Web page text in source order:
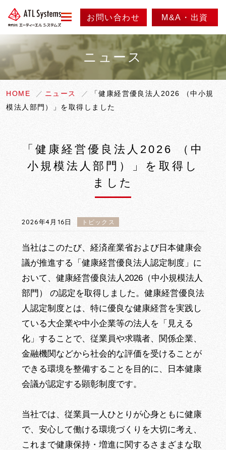
menu
会社情報
会社概要
アクセス
情報セキュリティ方針
事業内容
製品紹介
ニュース
お問い合わせ M&A・出資
ニュース
HOME ニュース
「健康経営優良法人2026 （中小規
模法人部門）」を取得しました
「健康経営優良法人2026 （中
小規模法人部門）」を取得し
ました
2026年4月16日 トピックス
当社はこのたび、経済産業省および日本健康会
議が推進する「健康経営優良法人認定制度」に
おいて、健康経営優良法人2026（中小規模法人
部門） の認定を取得しました。健康経営優良法
人認定制度とは、特に優良な健康経営を実践し
ている大企業や中小企業等の法人を「見える
化」することで、従業員や求職者、関係企業、
金融機関などから社会的な評価を受けることが
できる環境を整備することを目的に、日本健康
会議が認定する顕彰制度です。
当社では、従業員一人ひとりが心身ともに健康
で、安心して働ける環境づくりを大切に考え、
これまで健康保持・増進に関するさまざまな取